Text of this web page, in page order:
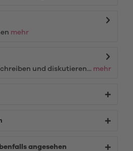
mehr
und diskutieren... mehr
angesehen